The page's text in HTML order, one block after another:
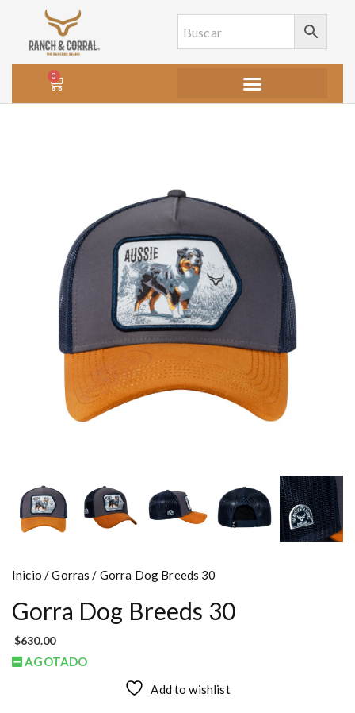
0
Inicio /Gorras / Gorra Dog Breeds 30
Gorra Dog Breeds 30
$630.00
AGOTADO
Add to wishlist